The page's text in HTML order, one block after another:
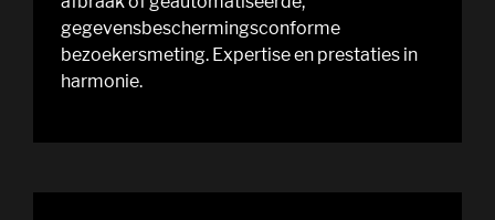
gegevensbeschermingsconforme
bezoekersmeting. Expertise en prestaties in
harmonie.